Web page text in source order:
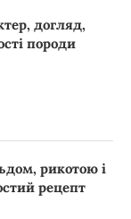
догляд,
породи
рикотою і
рецепт